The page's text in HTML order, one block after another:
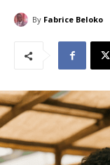
By Fabrice Beloko